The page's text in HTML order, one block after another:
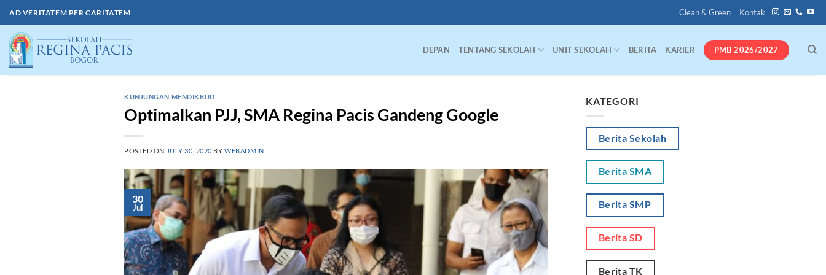
Skip
to
content
AD VERITATEM PER CARITATEM Clean & Green Kontak
DEPAN TENTANG SEKOLAH UNIT SEKOLAH BERITA KARIER PMB 2026/2027
KUNJUNGAN MENDIKBUD
Optimalkan PJJ, SMA Regina Pacis Gandeng Google
POSTED ON JULY 30, 2020 BYWEBADMIN
30
Jul
KATEGORI
Berita Sekolah
Berita SMA
Berita SMP
Berita SD
Berita TK